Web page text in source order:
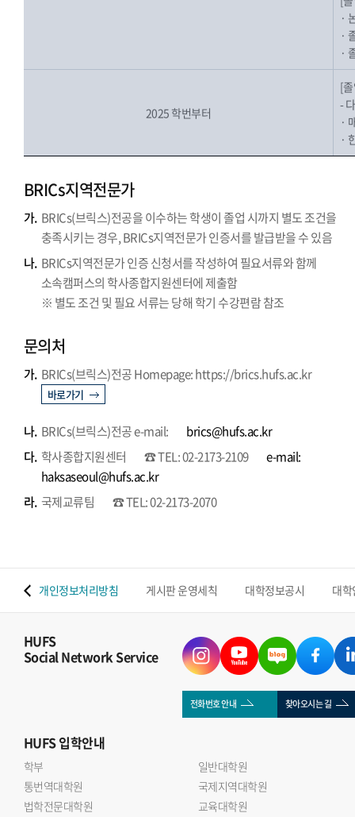
·
·
·
2025 학번부터
[
-
·
·
BRICs지역전문가
가. BRICs(브릭스)전공을 이수하는 학생이 졸업 시까지 별도 조건을
충족시키는 경우, BRICs지역전문가 인증서를 발급받을 수 있음
나. BRICs지역전문가 인증 신청서를 작성하여 필요서류와 함께
소속캠퍼스의 학사종합지원센터에 제출함
※ 별도 조건 및 필요 서류는 당해 학기 수강편람 참조
문의처
가. BRICs(브릭스)전공 Homepage: https://brics.hufs.ac.kr
바로가기
나. BRICs(브릭스)전공 e-mail:
brics@hufs.ac.kr
다. 학사종합지원센터 ☎ TEL: 02-2173-2109
e-mail:
haksaseoul@hufs.ac.kr
라. 국제교류팀 ☎ TEL: 02-2173-2070
개인정보처리방침 게시판 운영세칙 대학정보공시 대
HUFS
Social Network Service
전화번호 안내 찾아오시는 길
HUFS입학안내
학부
일반대학원
통번역대학원
국제지역대학원
법학전문대학원
교육대학원